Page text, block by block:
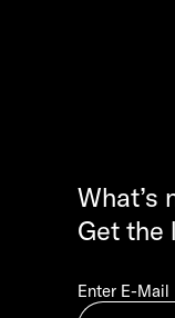
What’s
Get the
Enter E-Mail